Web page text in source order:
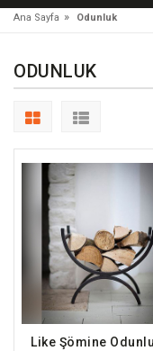
Ana Sayfa » Odunluk
ODUNLUK